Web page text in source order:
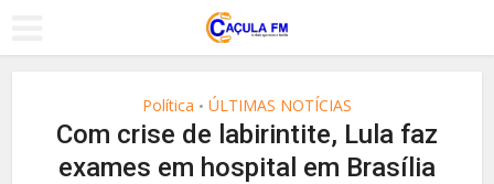
Política • ÚLTIMAS NOTÍCIAS
Com crise de labirintite, Lula faz
exames em hospital em Brasília